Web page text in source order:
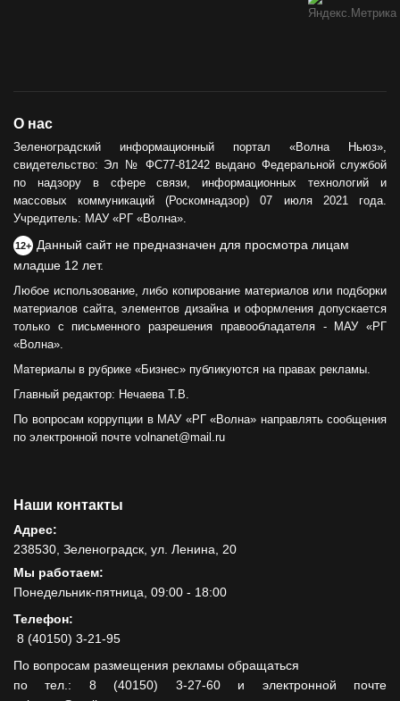
О нас
Зеленоградский информационный портал «Волна Ньюз»,
свидетельство: Эл № ФС77-81242 выдано Федеральной службой
по надзору в сфере связи, информационных технологий и
массовых коммуникаций (Роскомнадзор) 07 июля 2021 года.
Учредитель: МАУ «РГ «Волна».
12+ Данный сайт не предназначен для просмотра лицам
младше 12 лет.
Любое использование, либо копирование материалов или подборки
материалов сайта, элементов дизайна и оформления допускается
только с письменного разрешения правообладателя - МАУ «РГ
«Волна».
Материалы в рубрике «Бизнес» публикуются на правах рекламы.
Главный редактор: Нечаева Т.В.
По вопросам коррупции в МАУ «РГ «Волна» направлять сообщения
по электронной почте volnanet@mail.ru
Наши контакты
Адрес:
238530, Зеленоградск, ул. Ленина, 20
Мы работаем:
Понедельник-пятница, 09:00 - 18:00
Телефон:
8 (40150) 3-21-95
По вопросам размещения рекламы обращаться
по тел.: 8 (40150) 3-27-60 и электронной почте